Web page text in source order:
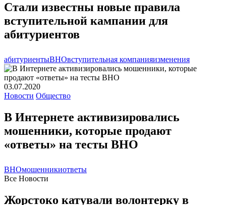
Стали известны новые правила
вступительной кампании для
абитуриентов
абитуриентыВНОвступительная компанияизменения
03.07.2020
Новости Общество
В Интернете активизировались
мошенники, которые продают
«ответы» на тесты ВНО
ВНОмошенникиответы
Все Новости
Жорстоко катували волонтерку в